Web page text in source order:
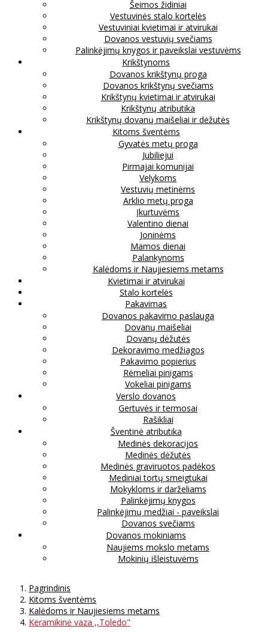
Šeimos židiniai
Vestuvinės stalo kortelės
Vestuviniai kvietimai ir atvirukai
Dovanos vestuvių svečiams
Palinkėjimų knygos ir paveikslai vestuvėms
Krikštynoms
Dovanos krikštynų proga
Dovanos krikštynų svečiams
Krikštynų kvietimai ir atvirukai
Krikštynų atributika
Krikštynų dovanų maišeliai ir dėžutės
Kitoms šventėms
Gyvatės metų proga
Jubiliejui
Pirmajai komunijai
Velykoms
Vestuvių metinėms
Arklio metų proga
Įkurtuvėms
Valentino dienai
Joninėms
Mamos dienai
Palankynoms
Kalėdoms ir Naujiesiems metams
Kvietimai ir atvirukai
Stalo kortelės
Pakavimas
Dovanos pakavimo paslauga
Dovanų maišeliai
Dovanų dėžutės
Dekoravimo medžiagos
Pakavimo popierius
Rėmeliai pinigams
Vokeliai pinigams
Verslo dovanos
Gertuvės ir termosai
Rašikliai
Šventinė atributika
Medinės dekoracijos
Medinės dėžutės
Medinės graviruotos padėkos
Mediniai tortų smeigtukai
Mokykloms ir darželiams
Palinkėjimų knygos
Palinkėjimų medžiai - paveikslai
Dovanos svečiams
Dovanos mokiniams
Naujiems mokslo metams
Mokinių išleistuvėms
Pagrindinis
Kitoms šventėms
Kalėdoms ir Naujiesiems metams
Keramikinė vaza ,,Toledo"